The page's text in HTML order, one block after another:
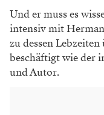
Und er muss es
intensiv mit
zu dessen
beschäftigt wie der
und Autor.